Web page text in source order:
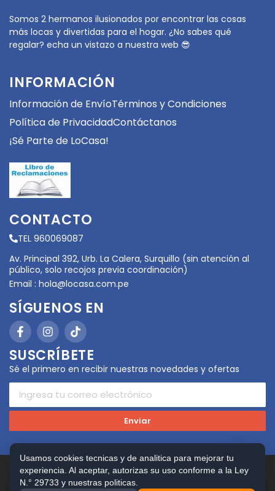
Somos 2 hermanos ilusionados por encontrar las cosas
más locas y divertidas para el hogar. ¿No sabes qué
regalar? echa un vistazo a nuestra web 😎
INFORMACIÓN
Información de EnvíoTérminos y Condiciones
Política de PrivacidadContáctanos
¡Sé Parte de LoCasa!
CONTACTO
TEL 960069087
Av. Principal 392, Urb. La Calera, Surquillo (sin atención al
público, solo recojos previa coordinación)
Email : hola@locasa.com.pe
SÍGUENOS EN
SUSCRÍBETE
Sé el primero en recibir nuestras novedades y ofertas
Enviar
Copyright © 2026 LOCASA. Todos los Derechos
Reservados. Powered byFerVilela Digital Consulting
Usamos cookies tecnicas y de analitica para mejorar tu
experiencia. Al aceptar, autorizas su uso conforme a la Ley
N.° 29733 y nuestras politicas.